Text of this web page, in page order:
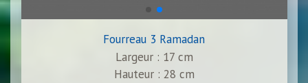
Fourreau 3 Ramadan
Largeur : 17 cm
Hauteur : 28 cm